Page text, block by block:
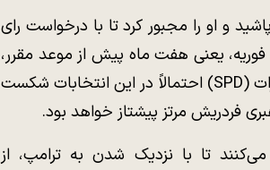
و او را مجبور کرد تا با درخواست رای
فوریه، یعنی هفت ماه پیش از موعد مقرر،
فراهم کند. بر اساس پیش‌بینی‌ها، حزب سوسیال دموکرات (SPD) احتمالاً در این انتخابات شکست
تا با نزدیک شدن به ترامپ، از